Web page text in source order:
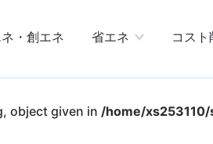
・創エネ 省エネ コスト
object given in /home/